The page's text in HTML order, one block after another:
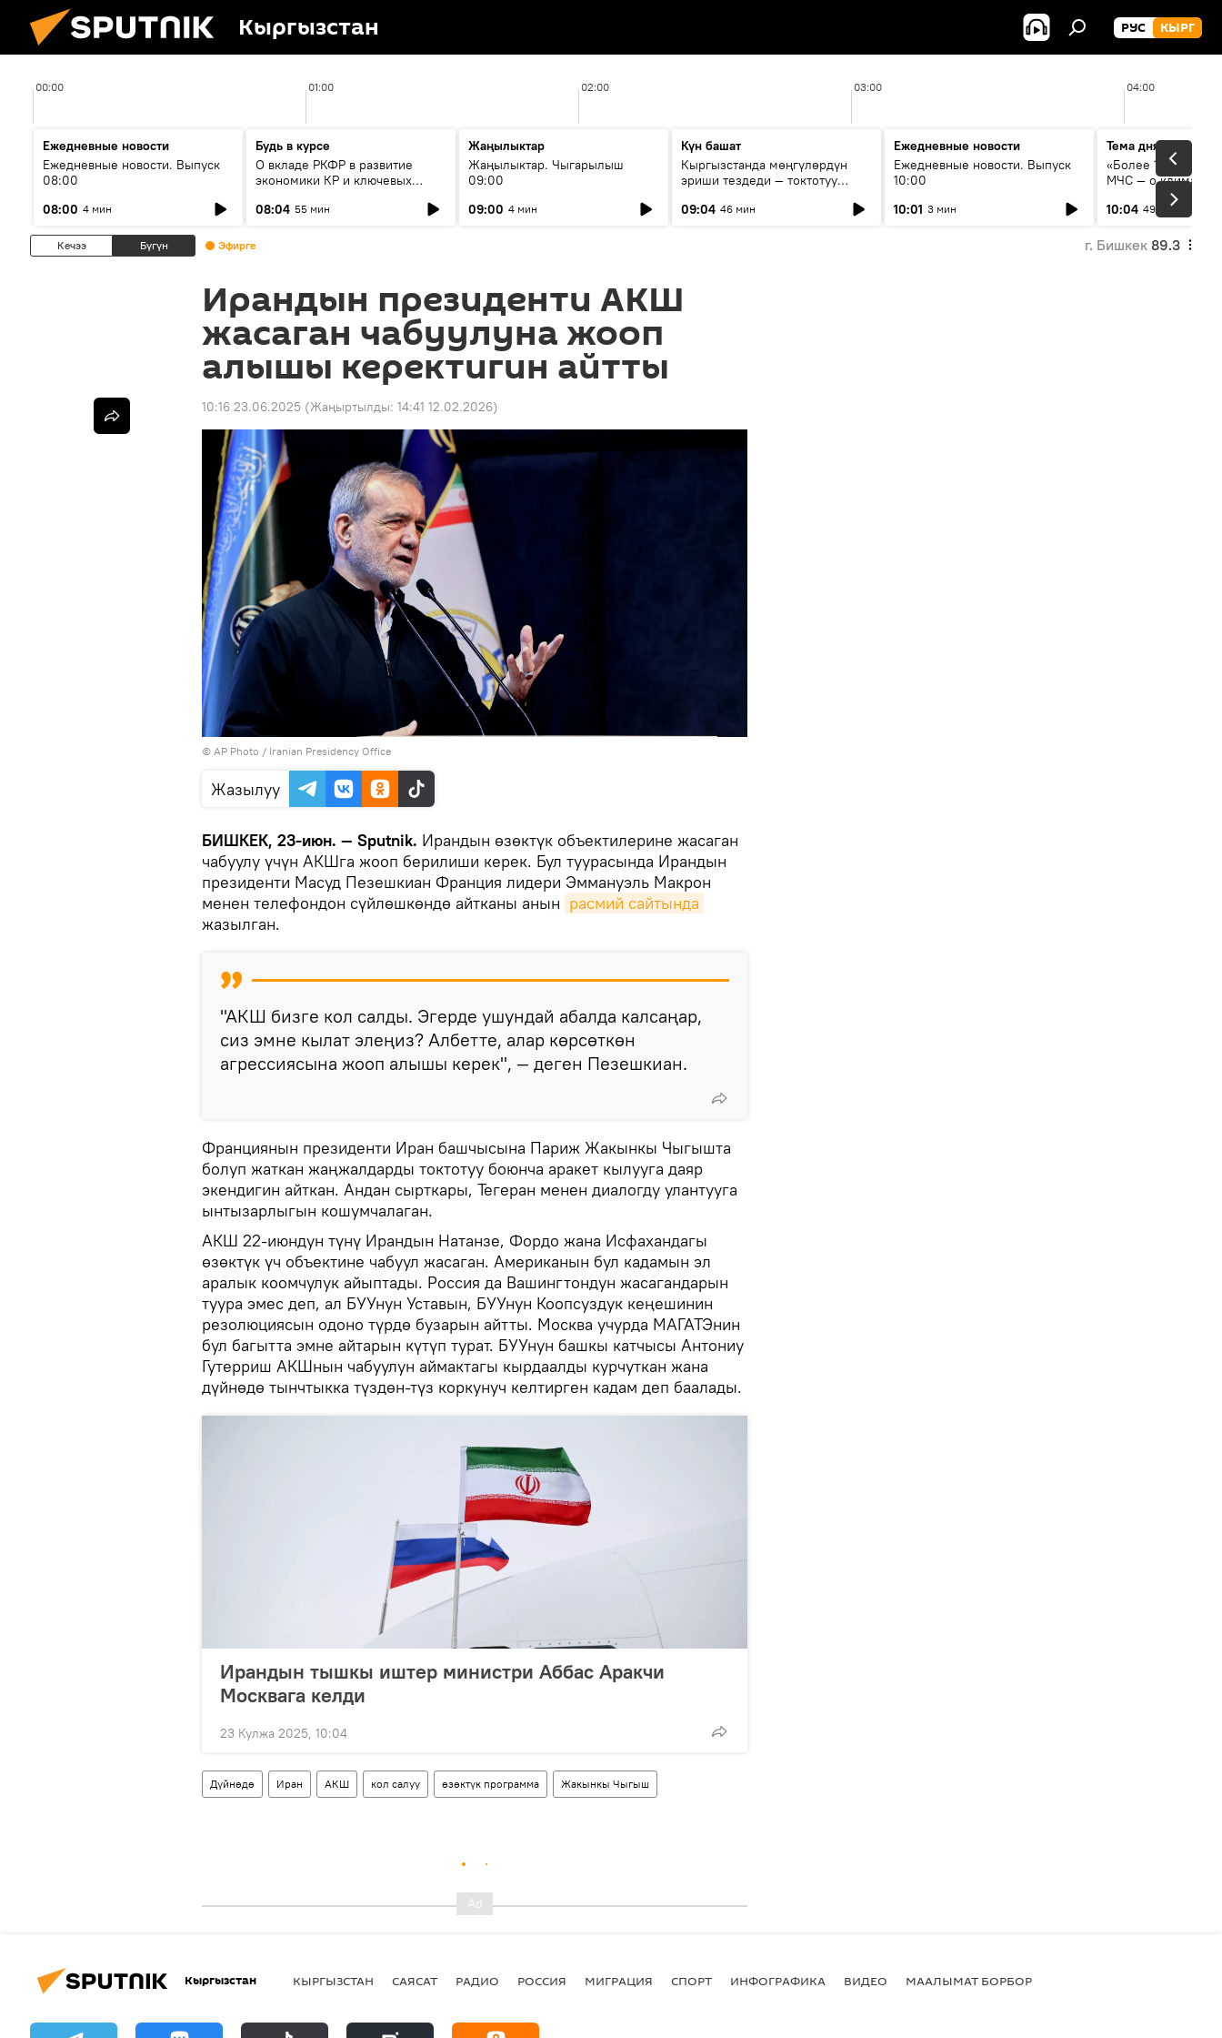
Кыргызстан РУС КЫРГ
00:00 01:00 02:00 03:00 04:00
Ежедневные новости
Ежедневные новости. Выпуск
08:00
08:00 4 мин
Будь в курсе
О вкладе РКФР в развитие
экономики КР и ключевых
08:04 55 мин
Жаңылыктар
Жаңылыктар. Чыгарылыш
09:00
09:00 4 мин
Күн башат
Кыргызстанда мөңгүлөрдүн
эриши тездеди — токтотуу
09:04 46 мин
Ежедневные новости
Ежедневные новости. Выпуск
10:00
10:01 3 мин
Тема дня
«Более 1200 сёл в
МЧС — о климате,
системе
населения
10:04 49 мин
Кечээ Бүгүн Эфирге г. Бишкек 89.3
Ирандын президенти АКШ
жасаган чабуулуна жооп
алышы керектигин айтты
10:16 23.06.2025 (Жаңыртылды: 14:41 12.02.2026)
© AP Photo / Iranian Presidency Office
Жазылуу
БИШКЕК, 23-июн. — Sputnik. Ирандын өзөктүк объектилерине жасаган
чабуулу үчүн АКШга жооп берилиши керек. Бул туурасында Ирандын
президенти Масуд Пезешкиан Франция лидери Эммануэль Макрон
менен телефондон сүйлөшкөндө айтканы анын расмий сайтында
жазылган.
"АКШ бизге кол салды. Эгерде ушундай абалда калсаңар,
сиз эмне кылат элеңиз? Албетте, алар көрсөткөн
агрессиясына жооп алышы керек", — деген Пезешкиан.
Франциянын президенти Иран башчысына Париж Жакынкы Чыгышта
болуп жаткан жаңжалдарды токтотуу боюнча аракет кылууга даяр
экендигин айткан. Андан сырткары, Тегеран менен диалогду улантууга
ынтызарлыгын кошумчалаган.
АКШ 22-июндун түнү Ирандын Натанзе, Фордо жана Исфахандагы
өзөктүк үч объектине чабуул жасаган. Американын бул кадамын эл
аралык коомчулук айыптады. Россия да Вашингтондун жасагандарын
туура эмес деп, ал БУУнун Уставын, БУУнун Коопсуздук кеңешинин
резолюциясын одоно түрдө бузарын айтты. Москва учурда МАГАТЭнин
бул багытта эмне айтарын күтүп турат. БУУнун башкы катчысы Антониу
Гутерриш АКШнын чабуулун аймактагы кырдаалды курчуткан жана
дүйнөдө тынчтыкка түздөн-түз коркунуч келтирген кадам деп баалады.
Ирандын тышкы иштер министри Аббас Аракчи
Москвага келди
23 Кулжа 2025, 10:04
Дүйнөдө Иран АКШ кол салуу өзөктүк программа Жакынкы Чыгыш
Кыргызстан КЫРГЫЗСТАН САЯСАТ РАДИО РОССИЯ МИГРАЦИЯ СПОРТ ИНФОГРАФИКА ВИДЕО МААЛЫМАТ БОРБОР